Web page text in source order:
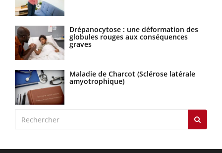
Drépanocytose : une déformation des
globules rouges aux conséquences
graves
Maladie de Charcot (Sclérose latérale
amyotrophique)